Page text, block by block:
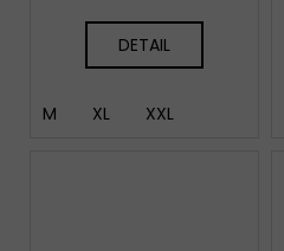
DETAIL
M XL XXL